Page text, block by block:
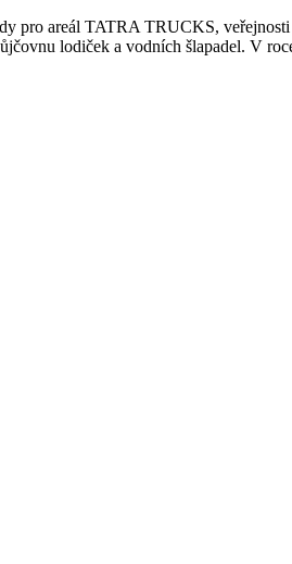
pro areál TATRA TRUCKS,
lodiček a vodních šlapadel. V